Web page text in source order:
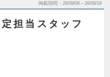
掲載期間 26/08/06～26/08/19
担当スタッフ